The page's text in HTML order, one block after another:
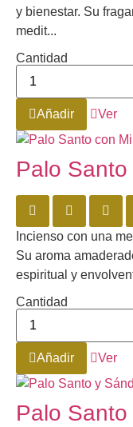
y bienestar. Su
medit...
Cantidad
Añadir Ver
Palo
Incienso con una
Su aroma
espiritual y
Cantidad
Añadir Ver
Palo